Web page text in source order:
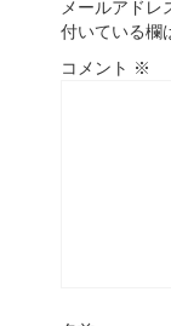
メールアドレ
付いている欄
コメント ※